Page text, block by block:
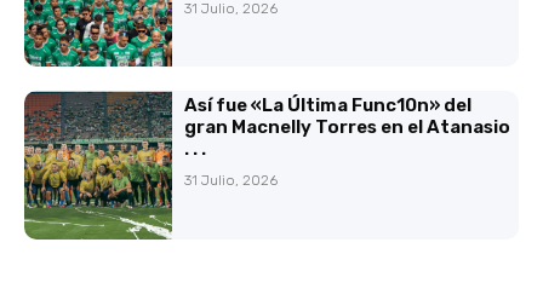
31 Julio, 2026
Así fue «La Última Func10n» del
gran Macnelly Torres en el Atanasio
. . .
31 Julio, 2026